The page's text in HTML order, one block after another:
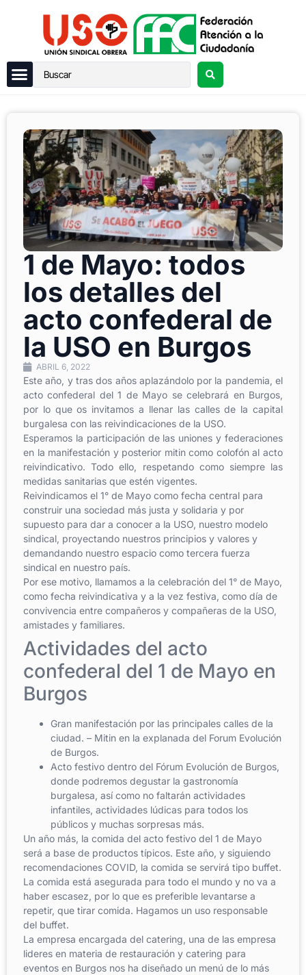
1 de Mayo: todos
los detalles del
acto confederal de
la USO en Burgos
ABRIL 6, 2022
Este año, y tras dos años aplazándolo por la pandemia, el
acto confederal del 1 de Mayo se celebrará en Burgos,
por lo que os invitamos a llenar las calles de la capital
burgalesa con las reivindicaciones de la USO.
Esperamos la participación de las uniones y federaciones
en la manifestación y posterior mitin como colofón al acto
reivindicativo. Todo ello, respetando como siempre las
medidas sanitarias que estén vigentes.
Reivindicamos el 1° de Mayo como fecha central para
construir una sociedad más justa y solidaria y por
supuesto para dar a conocer a la USO, nuestro modelo
sindical, proyectando nuestros principios y valores y
demandando nuestro espacio como tercera fuerza
sindical en nuestro país.
Por ese motivo, llamamos a la celebración del 1° de Mayo,
como fecha reivindicativa y a la vez festiva, como día de
convivencia entre compañeros y compañeras de la USO,
amistades y familiares.
Actividades del acto
confederal del 1 de Mayo en
Burgos
Gran manifestación por las principales calles de la
ciudad. – Mitin en la explanada del Forum Evolución
de Burgos.
Acto festivo dentro del Fórum Evolución de Burgos,
donde podremos degustar la gastronomía
burgalesa, así como no faltarán actividades
infantiles, actividades lúdicas para todos los
públicos y muchas sorpresas más.
Un año más, la comida del acto festivo del 1 de Mayo
será a base de productos típicos. Este año, y siguiendo
recomendaciones COVID, la comida se servirá tipo buffet.
La comida está asegurada para todo el mundo y no va a
haber escasez, por lo que es preferible levantarse a
repetir, que tirar comida. Hagamos un uso responsable
del buffet.
La empresa encargada del catering, una de las empresa
lideres en materia de restauración y catering para
eventos en Burgos nos ha diseñado un menú de lo más